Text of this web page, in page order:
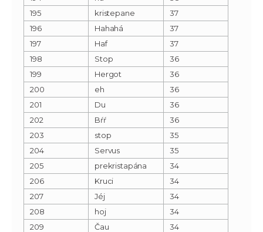
195
kristepane
37
196
Hahahá
37
197
Haf
37
198
Stop
36
199
Hergot
36
200
eh
36
201
Du
36
202
Bŕŕ
36
203
stop
35
204
Servus
35
205
prekristapána
34
206
Kruci
34
207
Jéj
34
208
hoj
34
209
Čau
34